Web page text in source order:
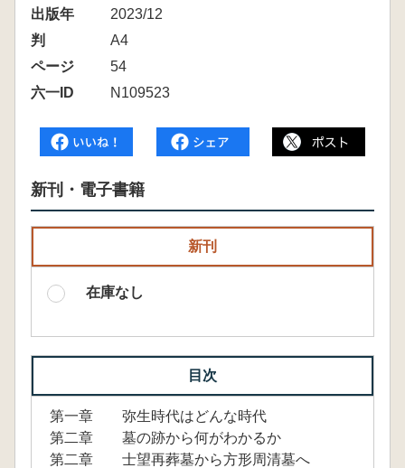
出版年
2023/12
判
A4
ページ
54
六一ID
N109523
新刊・電子書籍
新刊
在庫なし
目次
第一章 弥生時代はどんな時代
第二章 墓の跡から何がわかるか
第二章 士望再葬墓から方形周清墓へ